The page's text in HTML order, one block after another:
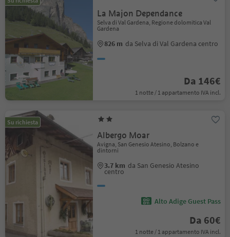
La Majon Dependance
Selva di Val Gardena, Regione dolomitica Val
Gardena
826 m da Selva di Val Gardena centro
Da 146€
1 notte / 1 appartamento IVA incl.
Su richiesta
Albergo Moar
Avigna, San Genesio Atesino, Bolzano e
dintorni
3.7 km da San Genesio Atesino
centro
Alto Adige Guest Pass
Da 60€
1 notte / 1 appartamento IVA incl.